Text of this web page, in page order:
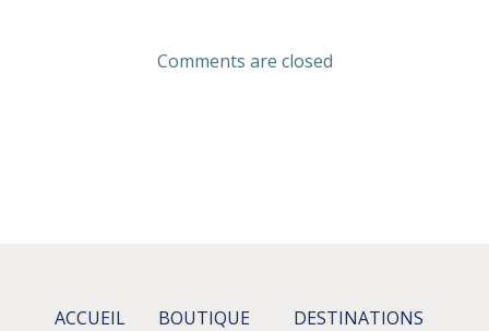
Comments are closed
ACCUEIL BOUTIQUE DESTINATIONS